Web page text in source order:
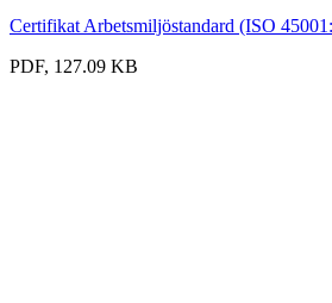
Certifikat Arbetsmiljöstandard (ISO
PDF, 127.09 KB